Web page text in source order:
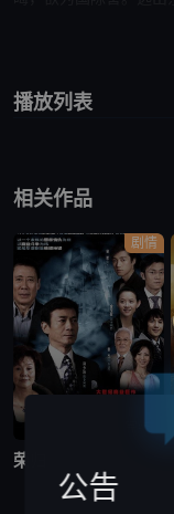
饰）、孙坚等二十路
飞、诸葛亮（陆毅 饰
播放列表
相关作品
剧情
完结
荣归
公告